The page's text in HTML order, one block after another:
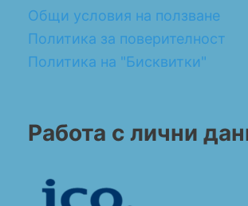
Общи условия на ползване
Политика за поверителност
Политика на "Бисквитки"
Работа с лични